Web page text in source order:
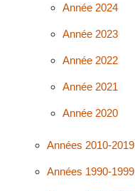
Année 2024
Année 2023
Année 2022
Année 2021
Année 2020
Années 2010-2019
Années 1990-1999